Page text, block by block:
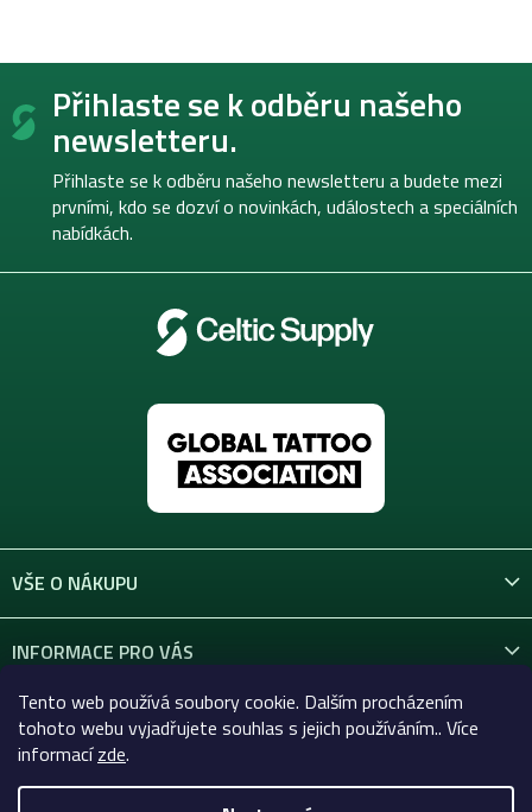
Tento web používá soubory cookie. Dalším procházením
tohoto webu vyjadřujete souhlas s jejich používáním.. Více
informacízde.
Z
Přihlaste se k odběru našeho
newsletteru.
Přihlaste se k odběru našeho newsletteru a budete mezi
prvními, kdo se dozví o novinkách, událostech a speciálních
nabídkách.
VŠE O NÁKUPU
INFORMACE PRO VÁS
KONTAKT